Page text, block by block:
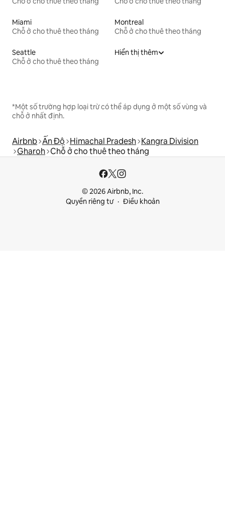
Miami
Chỗ ở cho thuê theo tháng
Montreal
Chỗ ở cho thuê theo tháng
Seattle
Chỗ ở cho thuê theo tháng
Hiển thị thêm
*Một số trường hợp loại trừ có thể áp dụng ở một số vùng và
chỗ ở nhất định.
Airbnb Ấn Độ Himachal Pradesh Kangra Division
Gharoh Chỗ ở cho thuê theo tháng
© 2026 Airbnb, Inc.
Quyền riêng tư
Điều khoản